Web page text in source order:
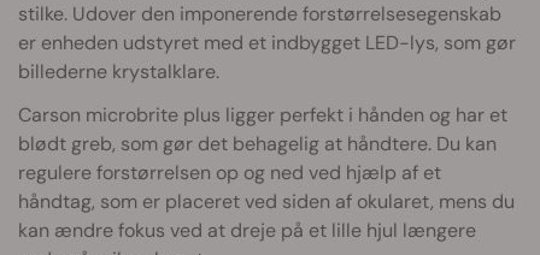
stilke. Udover den imponerende forstørrelsesegenskab
er enheden udstyret med et indbygget LED-lys, som gør
billederne krystalklare.
Carson microbrite plus ligger perfekt i hånden og har et
blødt greb, som gør det behagelig at håndtere. Du kan
regulere forstørrelsen op og ned ved hjælp af et
håndtag, som er placeret ved siden af okularet, mens du
kan ændre fokus ved at dreje på et lille hjul længere